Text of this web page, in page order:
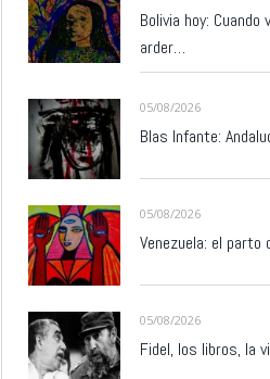
Bolivia hoy:
arder…
05/08/2026
Blas Infante:
05/08/2026
Venezuela: el parto
05/08/2026
Fidel, los libros, la